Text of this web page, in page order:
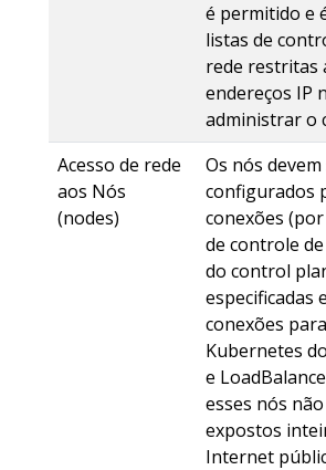
é permitido e
listas de
rede restritas
endereços IP
administrar o
Acesso de rede
aos Nós
(nodes)
Os nós
configurados
conexões
de controle
do control
especificadas
conexões
Kubernetes
e
esses nós
expostos
Internet